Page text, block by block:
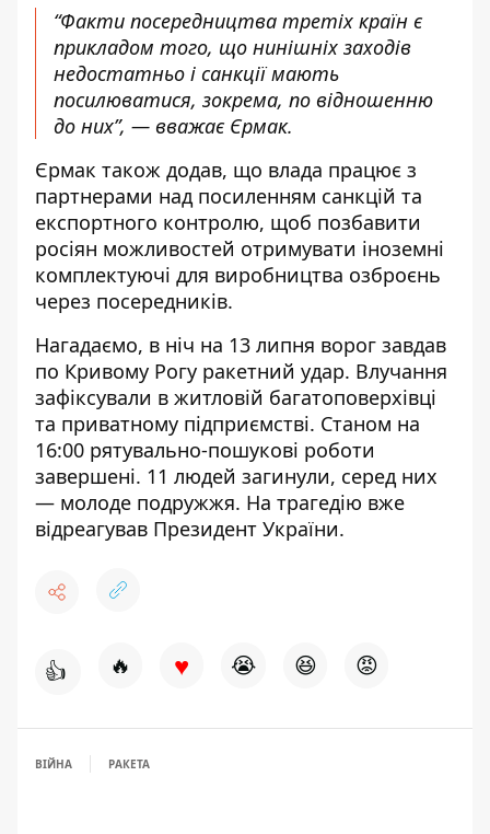
“Факти посередництва третіх країн є
прикладом того, що нинішніх заходів
недостатньо і санкції мають
посилюватися, зокрема, по відношенню
до них”, — вважає Єрмак.
Єрмак також додав, що влада працює з
партнерами над посиленням санкцій та
експортного контролю, щоб позбавити
росіян можливостей отримувати іноземні
комплектуючі для виробництва озброєнь
через посередників.
Нагадаємо, в ніч на 13 липня ворог завдав
по Кривому Рогу ракетний удар. Влучання
зафіксували в житловій багатоповерхівці
та приватному підприємстві. Станом на
16:00 рятувально-пошукові роботи
завершені. 11 людей загинули, серед них
— молоде подружжя. На трагедію вже
відреагував Президент України.
👍 🔥 ♥ 😭 😆 😡
ВІЙНА РАКЕТА